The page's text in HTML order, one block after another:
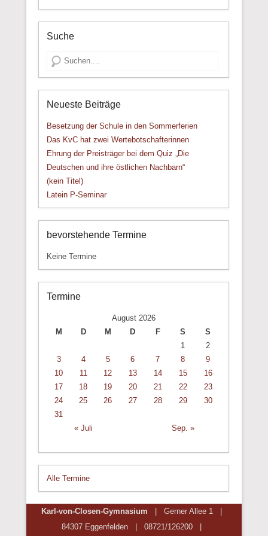
Suche
Suche
Neueste Beiträge
Besetzung der Schule in den Sommerferien
Das KvC hat zwei Wertebotschafterinnen
Ehrung der Preisträger bei dem Quiz „Die
Deutschen und ihre östlichen Nachbarn“
(kein Titel)
Latein P-Seminar
bevorstehende Termine
Keine Termine
Termine
August 2026
M
D M D F S
S
1
2
3
4 5 6 7 8
9
10
11 12 13 14 15
16
17
18 19 20 21 22
23
24
25 26 27 28 29
30
31
« Juli
Sep. »
Alle Termine
Karl-von-Closen-Gymnasium
| Gerner Allee 1 |
84307 Eggenfelden | 08721/126200